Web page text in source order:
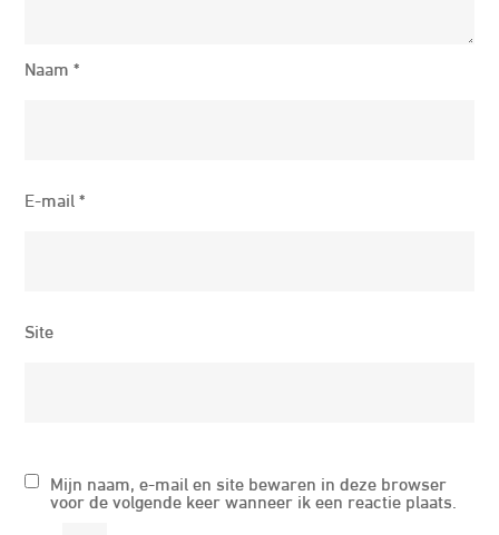
Naam*
E-mail*
Site
Mijn naam, e-mail en site bewaren in deze browser
voor de volgende keer wanneer ik een reactie plaats.